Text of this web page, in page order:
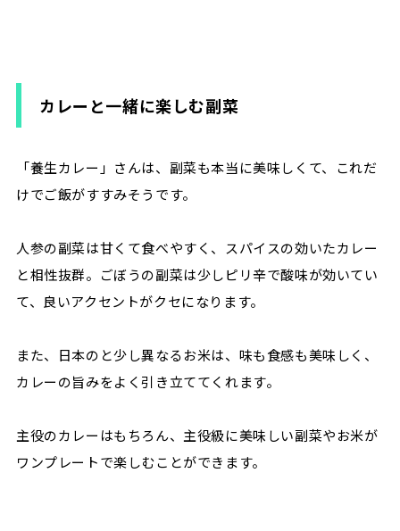
カレーと一緒に楽しむ副菜
「養生カレー」さんは、副菜も本当に美味しくて、これだ
けでご飯がすすみそうです。
人参の副菜は甘くて食べやすく、スパイスの効いたカレー
と相性抜群。ごぼうの副菜は少しピリ辛で酸味が効いてい
て、良いアクセントがクセになります。
また、日本のと少し異なるお米は、味も食感も美味しく、
カレーの旨みをよく引き立ててくれます。
主役のカレーはもちろん、主役級に美味しい副菜やお米が
ワンプレートで楽しむことができます。